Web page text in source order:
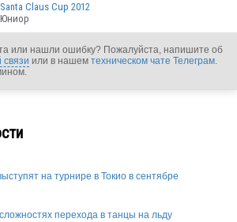
Santa Claus Cup 2012
Юниор
или нашли ошибку? Пожалуйста, напишите об
или в нашем техническом чате Телеграм.
на турнире в Токио в сентябре
перехода в танцы на льду